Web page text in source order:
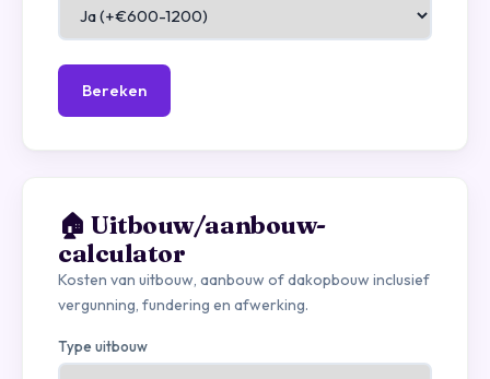
Bereken
🏠 Uitbouw/aanbouw-
calculator
Kosten van uitbouw, aanbouw of dakopbouw inclusief
vergunning, fundering en afwerking.
Type uitbouw